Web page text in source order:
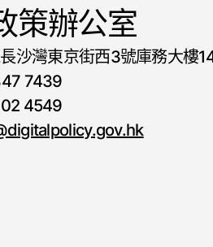
策辦公室
沙灣東京街西3號庫務大樓
7439
4549